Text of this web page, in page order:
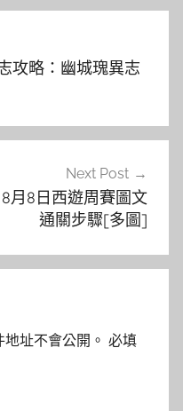
攻略：幽城瑰異志
Next Post
月8日西遊周賽圖文
通關步驟[多圖]
址不會公開。 必填